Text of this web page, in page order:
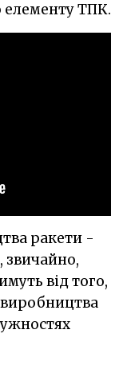
ТПК.
ракети -
звичайно,
від того,
виробництва